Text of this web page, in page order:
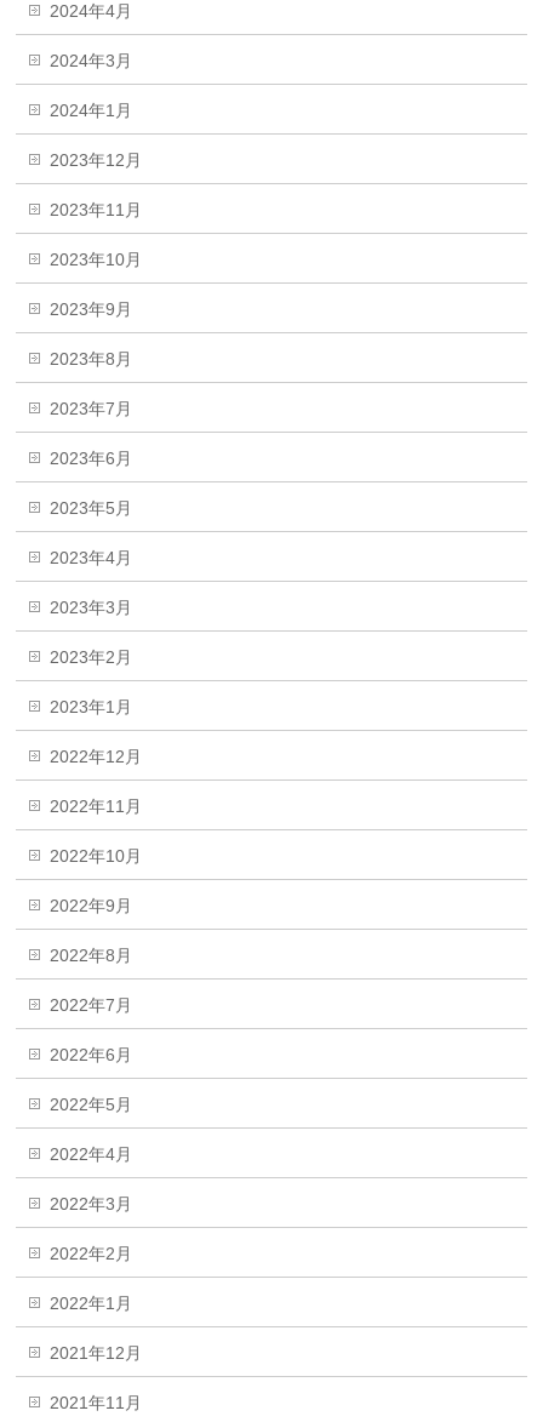
2024年4月
2024年3月
2024年1月
2023年12月
2023年11月
2023年10月
2023年9月
2023年8月
2023年7月
2023年6月
2023年5月
2023年4月
2023年3月
2023年2月
2023年1月
2022年12月
2022年11月
2022年10月
2022年9月
2022年8月
2022年7月
2022年6月
2022年5月
2022年4月
2022年3月
2022年2月
2022年1月
2021年12月
2021年11月